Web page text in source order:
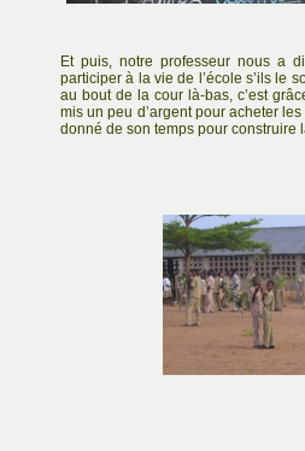
Et puis, notre professeur nous a
participer à la vie de l’école s’ils le
au bout de la cour là-bas, c’est
mis un peu d’argent pour acheter
donné de son temps pour construire